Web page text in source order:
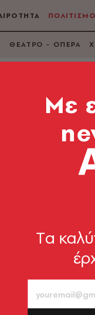
ΘΕΑΤΡΟ - ΟΠΕΡΑ
αλλά για
Mε
Tα